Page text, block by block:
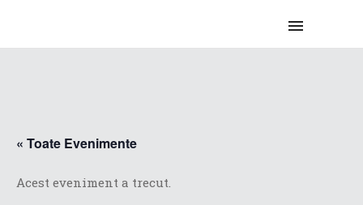
« Toate Evenimente
Acest eveniment a trecut.